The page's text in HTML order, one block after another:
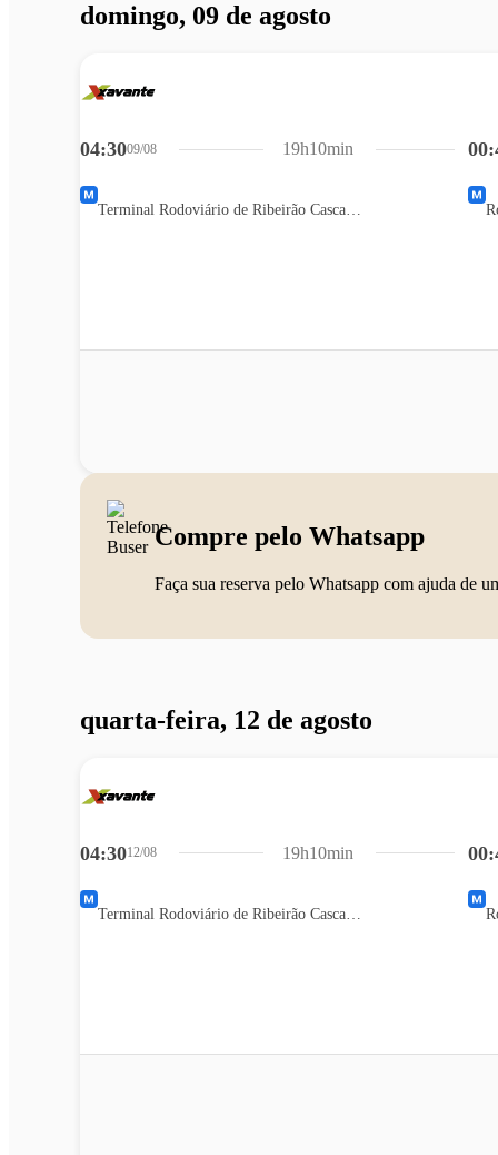
domingo, 09 de agosto
04:3009/08
Terminal Rodoviário de Ribeirão Cascalheira MT
19h10min
Compre pelo Whatsapp
Faça sua reserva pelo Whatsapp com ajuda de
quarta-feira, 12 de agosto
04:3012/08 19h10min